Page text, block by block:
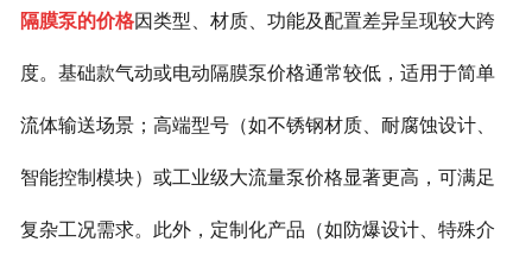
产品展示
新闻中心
荣誉资质
公司场景
隔膜泵的价格因类型、材质、功能及配置差异呈现较大跨
度。基础款气动或电动隔膜泵价格通常较低，适用于简单
流体输送场景；高端型号（如不锈钢材质、耐腐蚀设计、
智能控制模块）或工业级大流量泵价格显著更高，可满足
复杂工况需求。此外，定制化产品（如防爆设计、特殊介